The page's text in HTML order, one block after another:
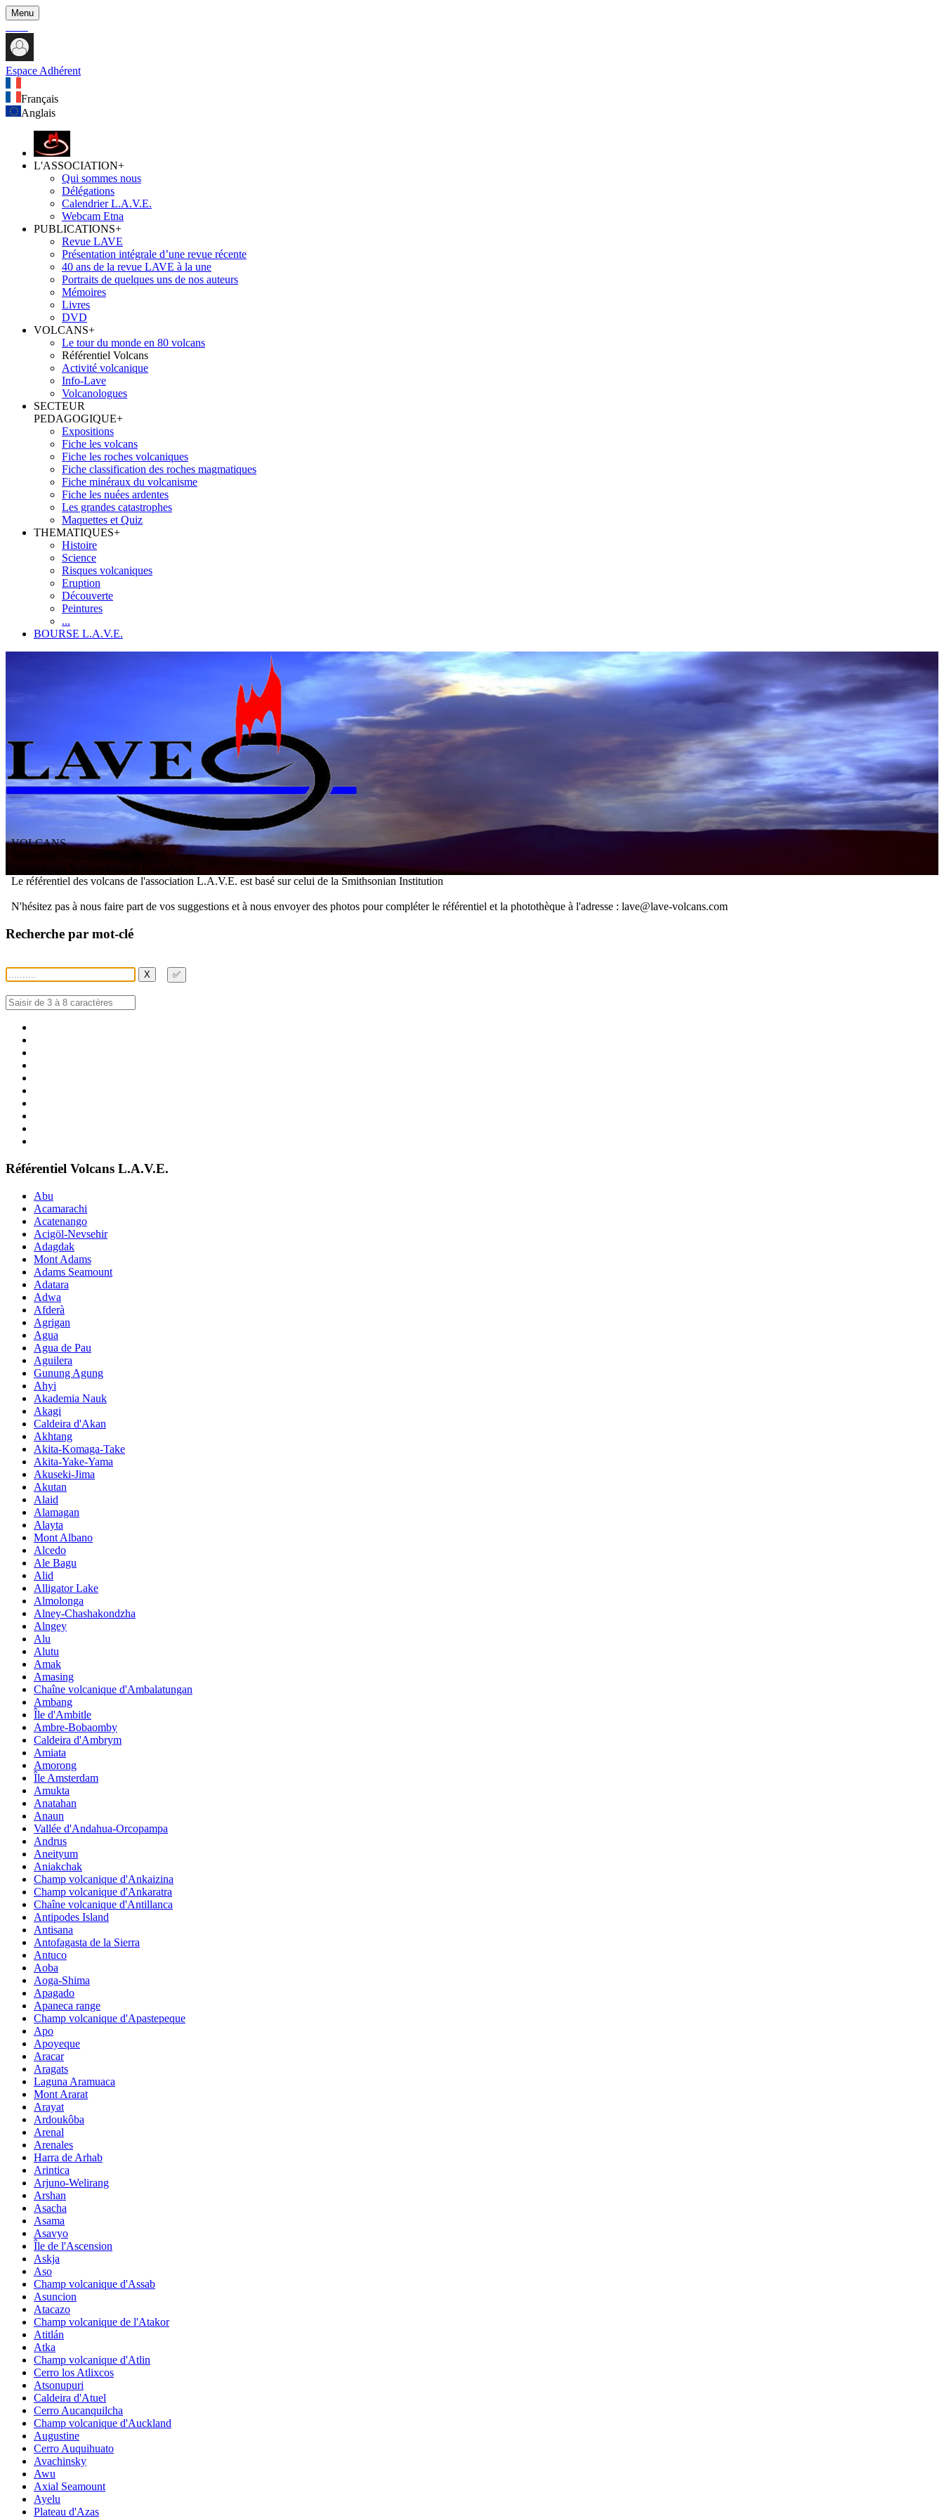
Menu
Espace Adhérent
Français
Anglais
L'ASSOCIATION+
Qui sommes nous
Délégations
Calendrier L.A.V.E.
Webcam Etna
PUBLICATIONS+
Revue LAVE
Présentation intégrale d’une revue récente
40 ans de la revue LAVE à la une
Portraits de quelques uns de nos auteurs
Mémoires
Livres
DVD
VOLCANS+
Le tour du monde en 80 volcans
Référentiel Volcans
Activité volcanique
Info-Lave
Volcanologues
SECTEUR
PEDAGOGIQUE+
Expositions
Fiche les volcans
Fiche les roches volcaniques
Fiche classification des roches magmatiques
Fiche minéraux du volcanisme
Fiche les nuées ardentes
Les grandes catastrophes
Maquettes et Quiz
THEMATIQUES+
Histoire
Science
Risques volcaniques
Eruption
Découverte
Peintures
...
BOURSE L.A.V.E.
VOLCANS
olcanologique
Le référentiel des volcans de l'association L.A.V.E. est basé sur celui de la Smithsonian Institution
N'hésitez pas à nous faire part de vos suggestions et à nous envoyer des photos pour compléter le référentiel et la photothèque à l'adresse : lave@lave-volcans.com
Recherche par mot-clé
X ✅
Référentiel Volcans L.A.V.E.
Abu
Acamarachi
Acatenango
Acigöl-Nevsehir
Adagdak
Mont Adams
Adams Seamount
Adatara
Adwa
Afderà
Agrigan
Agua
Agua de Pau
Aguilera
Gunung Agung
Ahyi
Akademia Nauk
Akagi
Caldeira d'Akan
Akhtang
Akita-Komaga-Take
Akita-Yake-Yama
Akuseki-Jima
Akutan
Alaid
Alamagan
Alayta
Mont Albano
Alcedo
Ale Bagu
Alid
Alligator Lake
Almolonga
Alney-Chashakondzha
Alngey
Alu
Alutu
Amak
Amasing
Chaîne volcanique d'Ambalatungan
Ambang
Île d'Ambitle
Ambre-Bobaomby
Caldeira d'Ambrym
Amiata
Amorong
Île Amsterdam
Amukta
Anatahan
Anaun
Vallée d'Andahua-Orcopampa
Andrus
Aneityum
Aniakchak
Champ volcanique d'Ankaizina
Champ volcanique d'Ankaratra
Chaîne volcanique d'Antillanca
Antipodes Island
Antisana
Antofagasta de la Sierra
Antuco
Aoba
Aoga-Shima
Apagado
Apaneca range
Champ volcanique d'Apastepeque
Apo
Apoyeque
Aracar
Aragats
Laguna Aramuaca
Mont Ararat
Arayat
Ardoukôba
Arenal
Arenales
Harra de Arhab
Arintica
Arjuno-Welirang
Arshan
Asacha
Asama
Asavyo
Île de l'Ascension
Askja
Aso
Champ volcanique d'Assab
Asuncion
Atacazo
Champ volcanique de l'Atakor
Atitlán
Atka
Champ volcanique d'Atlin
Cerro los Atlixcos
Atsonupuri
Caldeira d'Atuel
Cerro Aucanquilcha
Champ volcanique d'Auckland
Augustine
Cerro Auquihuato
Avachinsky
Awu
Axial Seamount
Ayelu
Plateau d'Azas